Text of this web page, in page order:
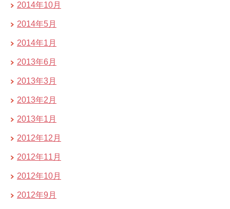
2014年10月
2014年5月
2014年1月
2013年6月
2013年3月
2013年2月
2013年1月
2012年12月
2012年11月
2012年10月
2012年9月